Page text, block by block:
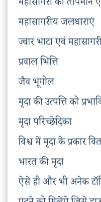
महासागरों का
महासागरीय जलधाराएं
ज्वार भाटा एवं
प्रवाल भित्ति
जैव भूगोल
मृदा की उत्पत्ति को
मृदा परिच्छेदिका
विश्व में मृदा के प्रकार
भारत की मृदा
ऐसे ही और भी अनेक